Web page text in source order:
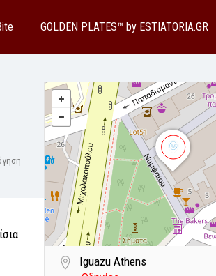
GOLDEN PLATES™ by ESTIATORIA.GR
Iguazu Athens